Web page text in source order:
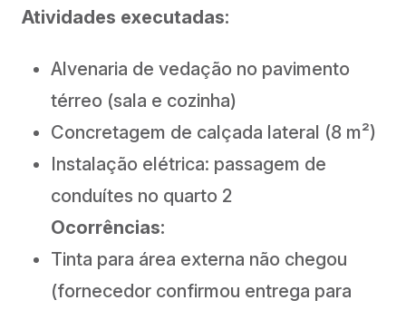
Atividades executadas:
Alvenaria de vedação no pavimento
térreo (sala e cozinha)
Concretagem de calçada lateral (8 m²)
Instalação elétrica: passagem de
conduítes no quarto 2
Ocorrências:
Tinta para área externa não chegou
(fornecedor confirmou entrega para